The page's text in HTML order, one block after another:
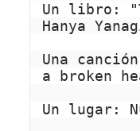
Un libro:
Hanya
Una
a broken
Un lugar: